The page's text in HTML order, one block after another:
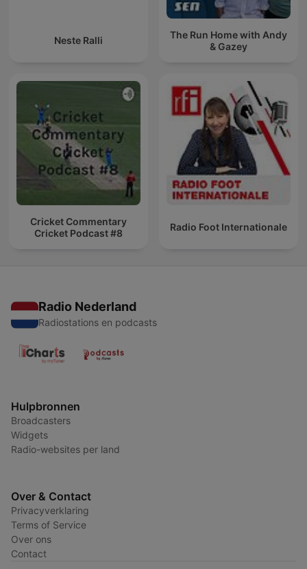
Neste Ralli
The Run Home with Andy
& Gazey
Cricket Commentary
Cricket Podcast #8
Radio Foot Internationale
Radio Nederland
Radiostations en podcasts
Hulpbronnen
Broadcasters
Widgets
Radio-websites per land
Over & Contact
Privacyverklaring
Terms of Service
Over ons
Contact